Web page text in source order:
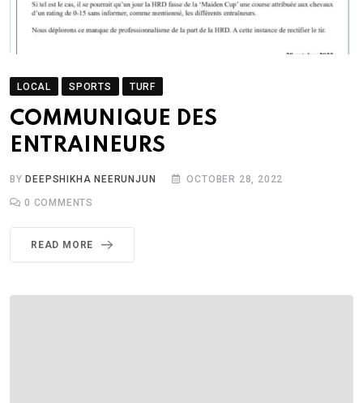
LOCAL SPORTS TURF
COMMUNIQUE DES
ENTRAINEURS
BY DEEPSHIKHA NEERUNJUN OCTOBER 28, 2022
0 COMMENTS
READ MORE